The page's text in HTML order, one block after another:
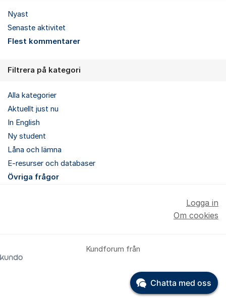
Nyast
Senaste aktivitet
Flest kommentarer
Filtrera på kategori
Alla kategorier
Aktuellt just nu
In English
Ny student
Låna och lämna
E-resurser och databaser
Övriga frågor
Kundforum från
Logga in
Om cookies
Chatta med oss